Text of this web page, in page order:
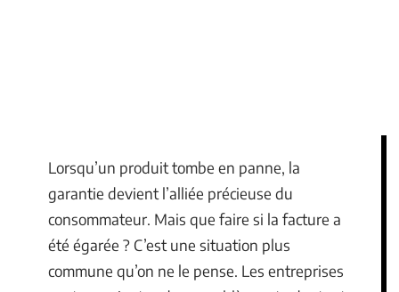
Lorsqu’un produit tombe en panne, la
garantie devient l’alliée précieuse du
consommateur. Mais que faire si la facture a
été égarée ? C’est une situation plus
commune qu’on ne le pense. Les entreprises